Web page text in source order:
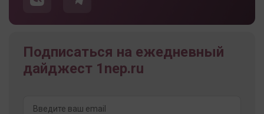
Подписаться на ежедневный
дайджест 1nep.ru